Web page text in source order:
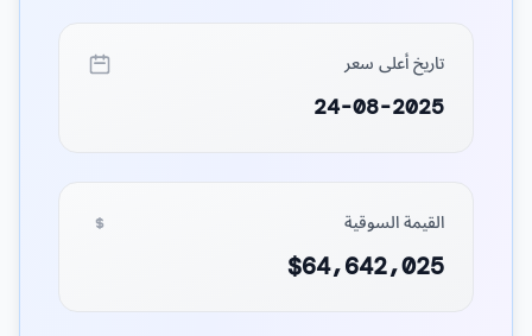
تاريخ أعلى سعر
24-08-2025
القيمة السوقية
$64,642,025